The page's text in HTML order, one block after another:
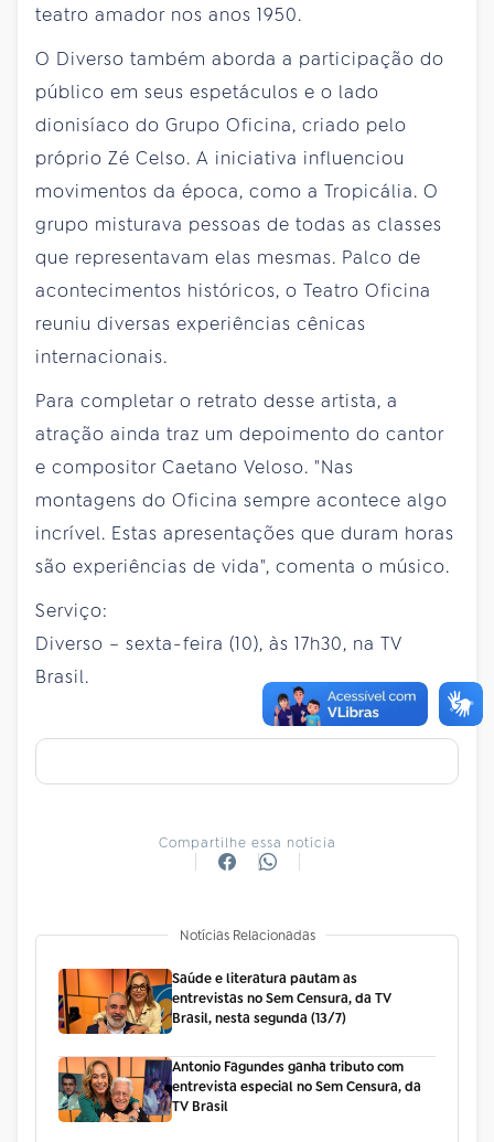
teatro amador nos anos 1950.
O Diverso também aborda a participação do
público em seus espetáculos e o lado
dionisíaco do Grupo Oficina, criado pelo
próprio Zé Celso. A iniciativa influenciou
movimentos da época, como a Tropicália. O
grupo misturava pessoas de todas as classes
que representavam elas mesmas. Palco de
acontecimentos históricos, o Teatro Oficina
reuniu diversas experiências cênicas
internacionais.
Para completar o retrato desse artista, a
atração ainda traz um depoimento do cantor
e compositor Caetano Veloso. "Nas
montagens do Oficina sempre acontece algo
incrível. Estas apresentações que duram horas
são experiências de vida", comenta o músico.
Serviço:
Diverso – sexta-feira (10), às 17h30, na TV
Brasil.
Compartilhe essa notícia
Notícias Relacionadas
Saúde e literatura pautam as
entrevistas no Sem Censura, da TV
Brasil, nesta segunda (13/7)
Antonio Fagundes ganha tributo com
entrevista especial no Sem Censura, da
TV Brasil